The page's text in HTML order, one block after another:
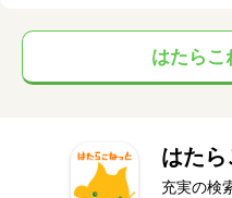
はたらこ
はたら
充実の検